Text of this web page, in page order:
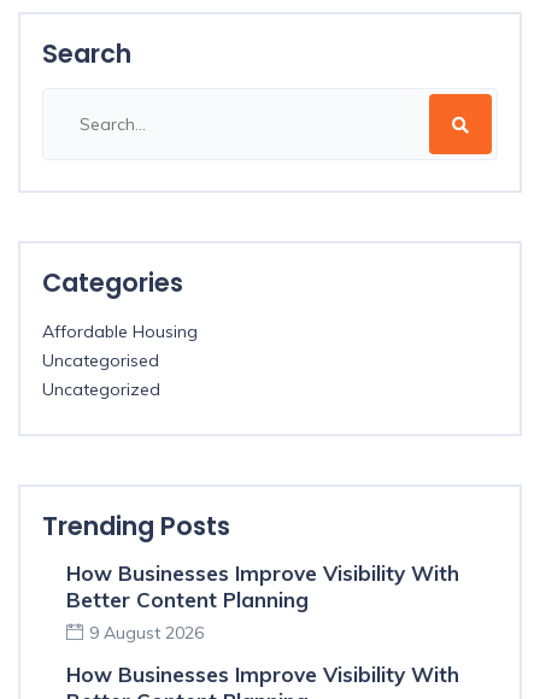
Search
Categories
Affordable Housing
Uncategorised
Uncategorized
Trending Posts
How Businesses Improve Visibility With
Better Content Planning
9 August 2026
How Businesses Improve Visibility With